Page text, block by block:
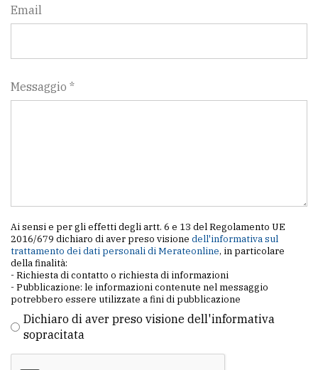
Email
Messaggio *
Ai sensi e per gli effetti degli artt. 6 e 13 del Regolamento UE
2016/679 dichiaro di aver preso visione dell'informativa sul
trattamento dei dati personali di Merateonline, in particolare
della finalità:
- Richiesta di contatto o richiesta di informazioni
- Pubblicazione: le informazioni contenute nel messaggio
potrebbero essere utilizzate a fini di pubblicazione
Dichiaro di aver preso visione dell'informativa
sopracitata